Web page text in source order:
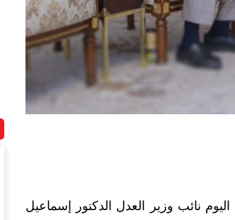
نائب وزير العدل الدكتور إسماعيل